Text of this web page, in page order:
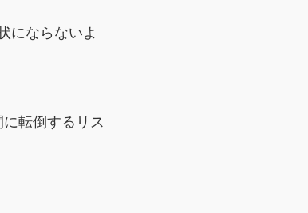
にならないよ
転倒するリス